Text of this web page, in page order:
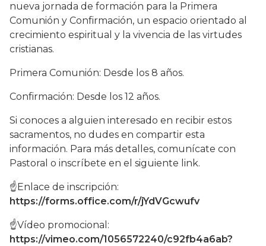
nueva jornada de formación para la Primera
Comunión y Confirmación, un espacio orientado al
crecimiento espiritual y la vivencia de las virtudes
cristianas.
Primera Comunión: Desde los 8 años.
Confirmación: Desde los 12 años.
Si conoces a alguien interesado en recibir estos
sacramentos, no dudes en compartir esta
información. Para más detalles, comunícate con
Pastoral o inscríbete en el siguiente link.
☝️Enlace de inscripción:
https://forms.office.com/r/jYdVGcwufv
☝️Vídeo promocional:
https://vimeo.com/1056572240/c92fb4a6ab?